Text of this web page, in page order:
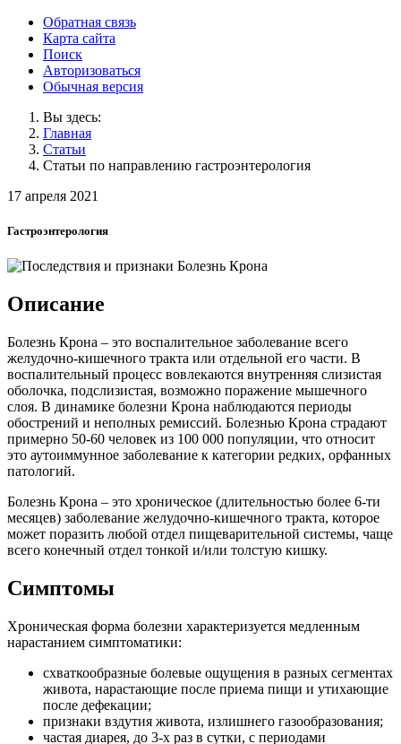
Обратная связь
Карта сайта
Поиск
Авторизоваться
Обычная версия
Вы здесь:
Главная
Статьи
Статьи по направлению гастроэнтерология
17 апреля 2021
Гастроэнтерология
Описание
Болезнь Крона – это воспалительное заболевание всего
желудочно-кишечного тракта или отдельной его части. В
воспалительный процесс вовлекаются внутренняя слизистая
оболочка, подслизистая, возможно поражение мышечного
слоя. В динамике болезни Крона наблюдаются периоды
обострений и неполных ремиссий. Болезнью Крона страдают
примерно 50-60 человек из 100 000 популяции, что относит
это аутоиммунное заболевание к категории редких, орфанных
патологий.
Болезнь Крона – это хроническое (длительностью более 6-ти
месяцев) заболевание желудочно-кишечного тракта, которое
может поразить любой отдел пищеварительной системы, чаще
всего конечный отдел тонкой и/или толстую кишку.
Симптомы
Хроническая форма болезни характеризуется медленным
нарастанием симптоматики:
схваткообразные болевые ощущения в разных сегментах
живота, нарастающие после приема пищи и утихающие
после дефекации;
признаки вздутия живота, излишнего газообразования;
частая диарея, до 3-х раз в сутки, с периодами